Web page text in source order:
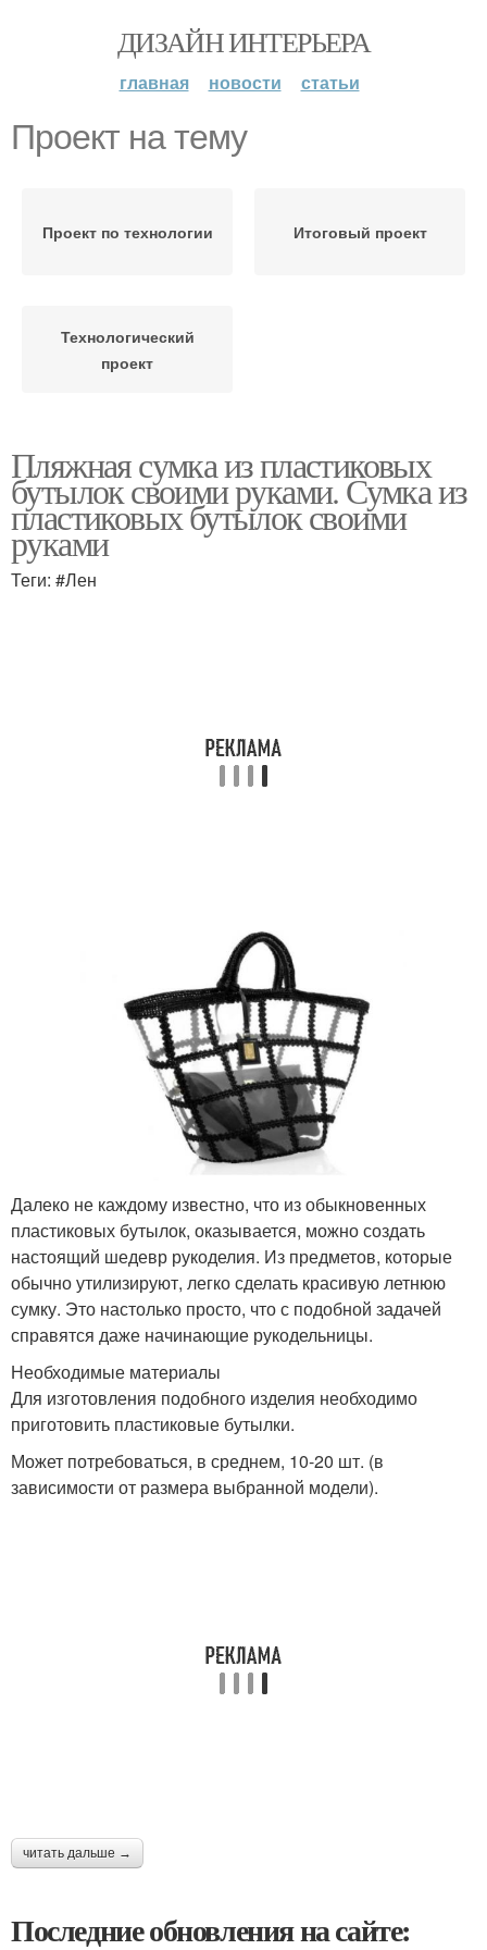
ДИЗАЙН ИНТЕРЬЕРА
главная новости статьи
Проект на тему
Проект по технологии Итоговый проект
Технологический
проект
Пляжная сумка из пластиковых
бутылок своими руками. Сумка из
пластиковых бутылок своими
руками
Теги: #Лен
Далеко не каждому известно, что из обыкновенных
пластиковых бутылок, оказывается, можно создать
настоящий шедевр рукоделия. Из предметов, которые
обычно утилизируют, легко сделать красивую летнюю
сумку. Это настолько просто, что с подобной задачей
справятся даже начинающие рукодельницы.
Необходимые материалы
Для изготовления подобного изделия необходимо
приготовить пластиковые бутылки.
Может потребоваться, в среднем, 10-20 шт. (в
зависимости от размера выбранной модели).
читать дальше →
Последние обновления на сайте: